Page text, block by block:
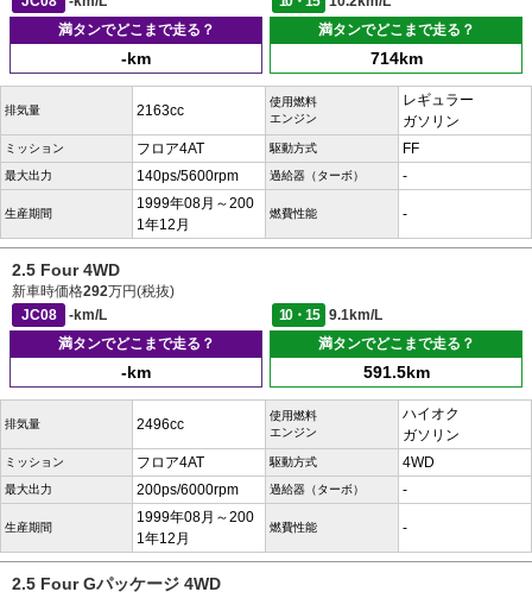
満タンでどこまで走る？
-km
満タンでどこまで走る？
714km
排気量 2163cc
使用燃料
エンジン
レギュラー
ガソリン
ミッション フロア4AT 駆動方式 FF
最大出力 140ps/5600rpm 過給器（ターボ） -
生産期間
1999年08月～200
1年12月
燃費性能 -
2.5 Four 4WD
新車時価格292万円(税抜)
JC08
-km/L 10・15
9.1km/L
満タンでどこまで走る？
-km
満タンでどこまで走る？
591.5km
排気量 2496cc
使用燃料
エンジン
ハイオク
ガソリン
ミッション フロア4AT 駆動方式 4WD
最大出力 200ps/6000rpm 過給器（ターボ） -
生産期間
1999年08月～200
1年12月
燃費性能 -
2.5 Four Gパッケージ 4WD